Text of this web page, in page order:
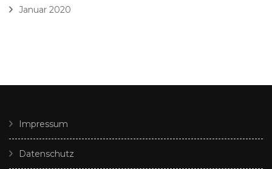
Januar 2020
Impressum
Datenschutz